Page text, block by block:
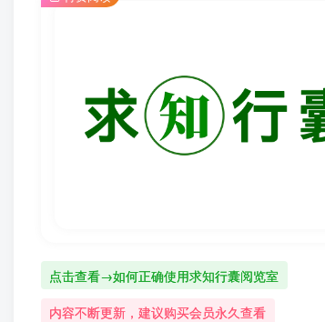
点击查看→如何正确使用求知行囊阅览室
内容不断更新，建议购买会员永久查看